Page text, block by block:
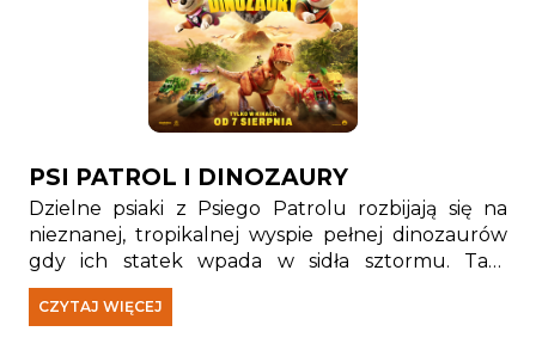
PSI PATROL I DINOZAURY
Dzielne psiaki z Psiego Patrolu rozbijają się na
nieznanej, tropikalnej wyspie pełnej dinozaurów
gdy ich statek wpada w sidła sztormu. Tam
spotykają Rexa — szczeniaka, który od lat jest
uwięziony na wyspie i stał się prawdziwym
CZYTAJ WIĘCEJ